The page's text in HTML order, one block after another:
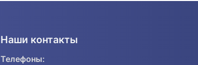
Наши контакты
Телефоны: